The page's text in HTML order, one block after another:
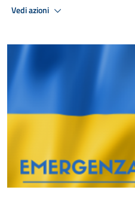
Vedi azioni